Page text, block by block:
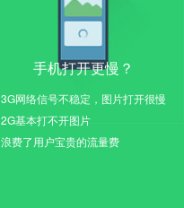
手机打开更慢？
3G网络信号不稳定，图片打开很慢
2G基本打不开图片
浪费了用户宝贵的流量费